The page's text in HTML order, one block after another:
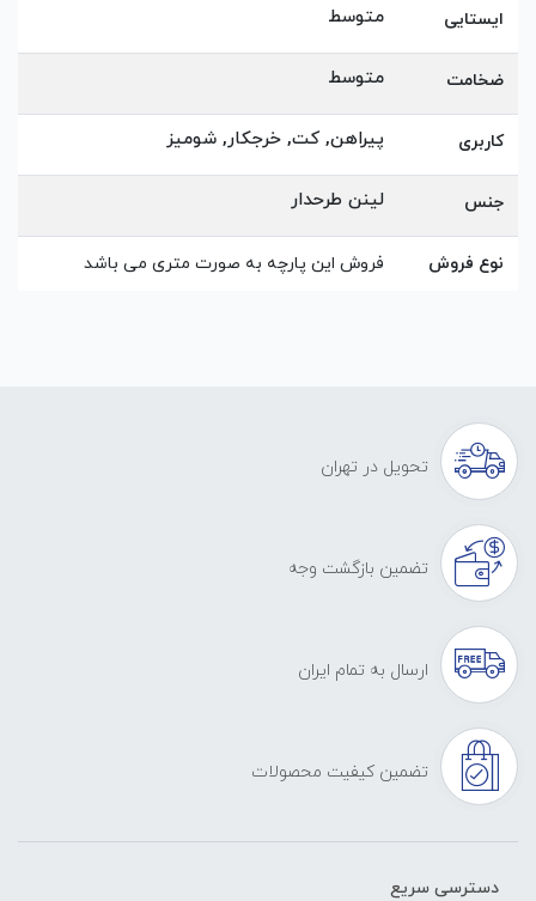
ایستایی متوسط
ضخامت متوسط
کاربری پیراهن, کت, خرجکار, شومیز
جنس لینن طرحدار
نوع فروش فروش این پارچه به صورت متری می باشد
تحویل در تهران
تضمین بازگشت وجه
ارسال به تمام ایران
تضمین کیفیت محصولات
دسترسی سریع